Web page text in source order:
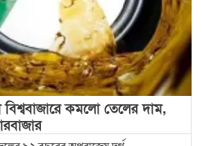
বিশ্ববাজারে কমলো তেলের দাম,